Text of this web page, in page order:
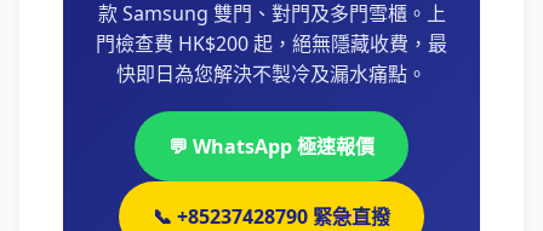
款 Samsung 雙門、對門及多門雪櫃。上
門檢查費 HK$200 起，絕無隱藏收費，最
快即日為您解決不製冷及漏水痛點。
💬 WhatsApp 極速報價
📞 +85237428790 緊急直撥